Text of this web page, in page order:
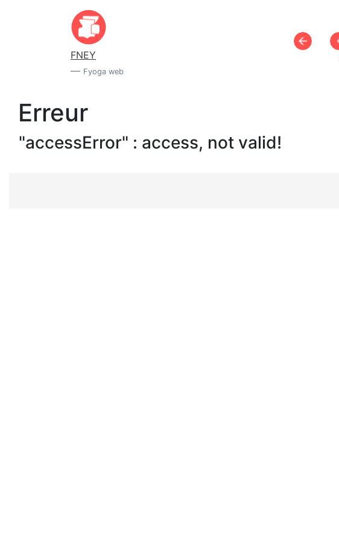
FNEY
Fyoga web
Erreur
"accessError" : access, not valid!